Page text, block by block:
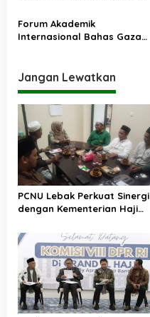
Forum Akademik
Internasional Bahas Gaza
Jangan Lewatkan
PCNU Lebak Perkuat Sinergi
dengan Kementerian Haji
hingga Pendirian KBIHU